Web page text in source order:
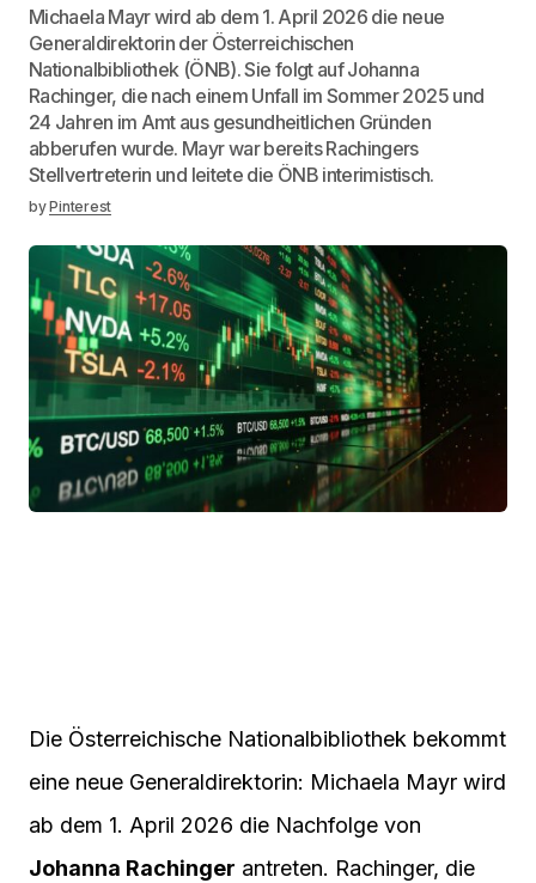
Michaela Mayr wird ab dem 1. April 2026 die neue
Generaldirektorin der Österreichischen
Nationalbibliothek (ÖNB). Sie folgt auf Johanna
Rachinger, die nach einem Unfall im Sommer 2025 und
24 Jahren im Amt aus gesundheitlichen Gründen
abberufen wurde. Mayr war bereits Rachingers
Stellvertreterin und leitete die ÖNB interimistisch.
byPinterest
Die Österreichische Nationalbibliothek bekommt
eine neue Generaldirektorin: Michaela Mayr wird
ab dem 1. April 2026 die Nachfolge von
Johanna Rachinger antreten. Rachinger, die